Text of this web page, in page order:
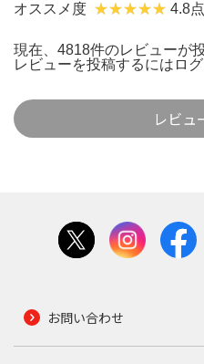
オススメ度 4.8点
現在、4818件のレビューが
レビューを投稿するには ロ
レビュ
お問い合わせ